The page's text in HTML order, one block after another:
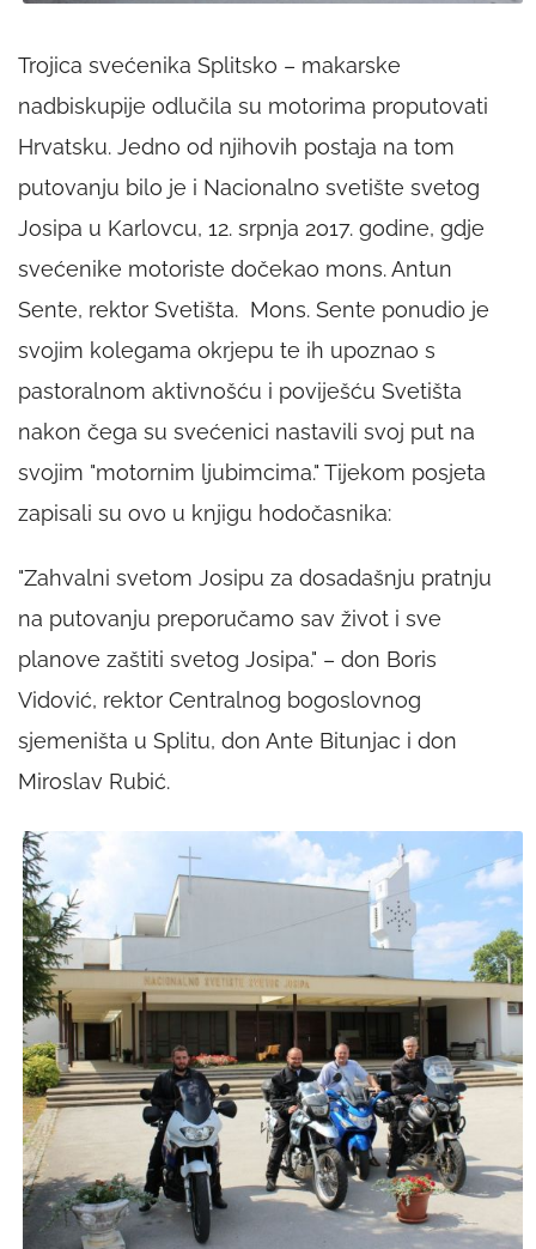
Trojica svećenika Splitsko – makarske
nadbiskupije odlučila su motorima proputovati
Hrvatsku. Jedno od njihovih postaja na tom
putovanju bilo je i Nacionalno svetište svetog
Josipa u Karlovcu, 12. srpnja 2017. godine, gdje
svećenike motoriste dočekao mons. Antun
Sente, rektor Svetišta. Mons. Sente ponudio je
svojim kolegama okrjepu te ih upoznao s
pastoralnom aktivnošću i poviješću Svetišta
nakon čega su svećenici nastavili svoj put na
svojim "motornim ljubimcima." Tijekom posjeta
zapisali su ovo u knjigu hodočasnika:
"Zahvalni svetom Josipu za dosadašnju pratnju
na putovanju preporučamo sav život i sve
planove zaštiti svetog Josipa." – don Boris
Vidović, rektor Centralnog bogoslovnog
sjemeništa u Splitu, don Ante Bitunjac i don
Miroslav Rubić.